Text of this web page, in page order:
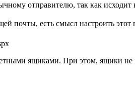
отправителю, так как исходит
почты, есть смысл настроить
ящиками. При этом, ящики не